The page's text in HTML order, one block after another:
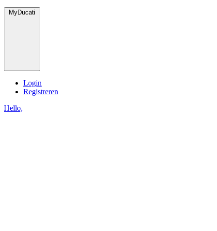
MyDucati
Login
Registreren
Hello,